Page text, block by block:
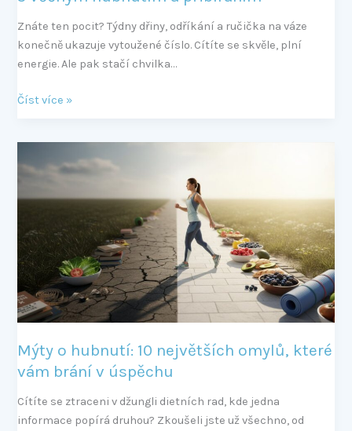
Znáte ten pocit? Týdny dřiny, odříkání a ručička na váze
konečně ukazuje vytoužené číslo. Cítíte se skvěle, plní
energie. Ale pak stačí chvilka…
Číst více »
Mýty o hubnutí: 10 největších omylů, které
vám brání v úspěchu
Cítíte se ztraceni v džungli dietních rad, kde jedna
informace popírá druhou? Zkoušeli jste už všechno, od
omylů,
které
vám
brání
v